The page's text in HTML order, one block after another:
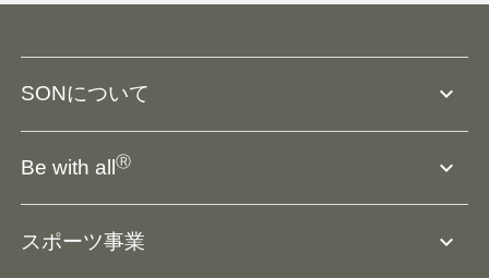
SONについて expand_more
SO組織について
役員等一覧
Be with allⓇ expand_more
スポーツ事業 expand_more